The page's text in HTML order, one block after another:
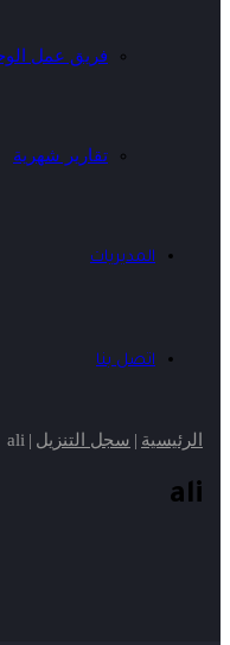
فريق عمل
تقارير شهرية
المديريات
اتصل بنا
الرئيسية | سجل التنزيل |
ali
ali